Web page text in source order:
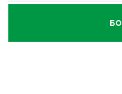
Честный выбор:
объективность